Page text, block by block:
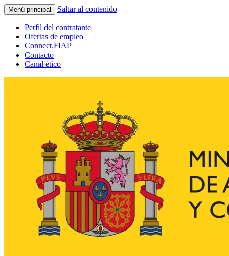
Menú principal Saltar al contenido
Perfil del contratante
Ofertas de empleo
Connect.FIAP
Contacto
Canal ético